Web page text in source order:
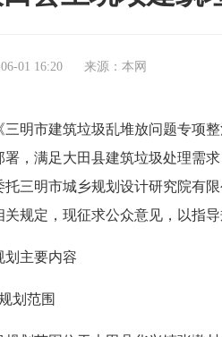
01 16:20 来源：本网
市建筑垃圾乱堆放问题专项整
署，满足大田县建筑垃圾处理需
托三明市城乡规划设计研究院有
关规定，现征求公众意见，以指导
主要内容
范围